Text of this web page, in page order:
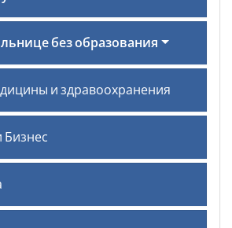
без образования
и здравоохранения
Бизнес